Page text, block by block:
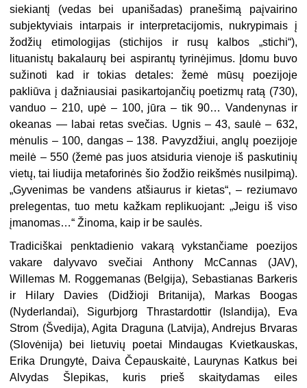
siekiantį (vedas bei upanišadas) pranešimą paįvairino
subjektyviais intarpais ir interpretacijomis, nukrypimais į
žodžių etimologijas (stichijos ir rusų kalbos „stichi“),
lituanistų bakalaurų bei aspirantų tyrinė­jimus. Įdomu buvo
sužinoti kad ir tokias detales: žemė mūsų poezijoje
pakliūva į daž­niausiai pasikartojančių poetizmų ratą (730),
vanduo – 210, upė – 100, jūra – tik 90… Vandenynas ir
okeanas — labai retas svečias. Ugnis – 43, saulė – 632,
mėnulis – 100, dan­gas – 138. Pavyzdžiui, anglų poezijoje
meilė – 550 (žemė pas juos atsiduria vienoje iš paskutinių
vietų, tai liudija metaforinės šio žodžio reikšmės nusilpimą).
„Gyvenimas be vandens atšiaurus ir kietas“, – reziumavo
prelegentas, tuo metu kažkam replikuojant: „Jeigu iš viso
įmanomas…“ Žinoma, kaip ir be saulės.
Tradiciškai penktadienio vakarą vyks­tančiame poezijos
vakare dalyvavo svečiai Anthony McCannas (JAV),
Willemas M. Roggemanas (Belgija), Sebastianas Barkeris
ir Hilary Davies (Didžioji Britanija), Markas Boogas
(Nyderlandai), Sigurbjorg Thrastardottir (Islandija), Eva
Strom (Švedija), Agita Draguna (Latvija), Andrejus Brvaras
(Slovėnija) bei lietuvių poetai Mindaugas Kvietkauskas,
Erika Drungytė, Daiva Čepauskaitė, Laurynas Katkus bei
Alvydas Šlepikas, kuris prieš skaitydamas eiles